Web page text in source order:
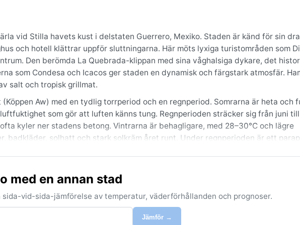
vid Stilla havets kust i delstaten Guerrero, Mexiko. Staden är känd för sin
och hotell klättrar uppför sluttningarna. Här möts lyxiga turistområden som
Den berömda La Quebrada-klippan med sina våghalsiga dykare, det
som Condesa och Icacos ger staden en dynamisk och färgstark atmosfär.
salt och tropisk grillmat.
Aw) med en tydlig torrperiod och en regnperiod. Somrarna är heta och
som gör att luften känns tung. Regnperioden sträcker sig från juni
kyler ner stadens betong. Vintrarna är behagligare, med 28–30°C och lägre
badkläder, solhatt och stark solkräm året runt. Under regnperioden är ett
risken för tropiska cykloner under sensommaren och hösten, som kan ge hårda
upp sent på eftermiddagen, en lättnad mitt i värmen. Dimma förekommer
med plötsliga byar överraska besökare som vistats utomhus. Acapulco är en
sig påminda när regntiden härjar.
med en annan stad
vid-sida-jämförelse av temperatur, väderförhållanden och prognoser.
Jämför →